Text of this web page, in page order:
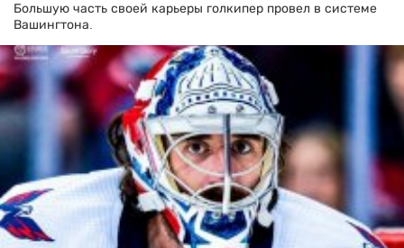
Большую часть своей карьеры голкипер провел в системе
Вашингтона.